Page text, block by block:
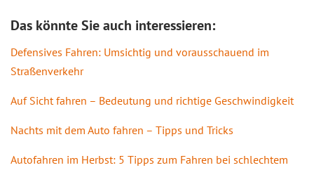
Das könnte Sie auch interessieren:
Defensives Fahren: Umsichtig und vorausschauend im
Straßenverkehr
Auf Sicht fahren – Bedeutung und richtige Geschwindigkeit
Nachts mit dem Auto fahren – Tipps und Tricks
Autofahren im Herbst: 5 Tipps zum Fahren bei schlechtem